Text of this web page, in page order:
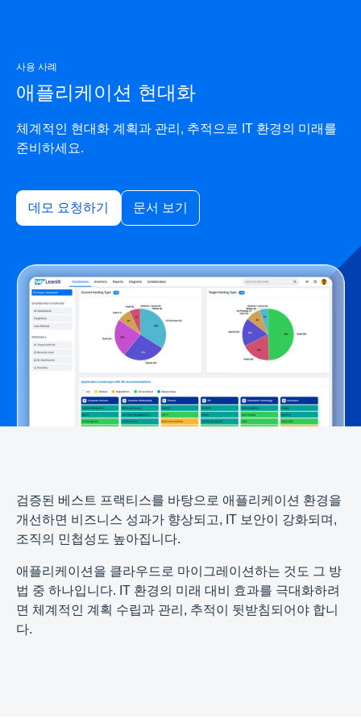
사용 사례
애플리케이션 현대화
체계적인 현대화 계획과 관리, 추적으로 IT 환경의 미래를
준비하세요.
데모 요청하기 문서 보기
검증된 베스트 프랙티스를 바탕으로 애플리케이션 환경을
개선하면 비즈니스 성과가 향상되고, IT 보안이 강화되며,
조직의 민첩성도 높아집니다.
애플리케이션을 클라우드로 마이그레이션하는 것도 그 방
법 중 하나입니다. IT 환경의 미래 대비 효과를 극대화하려
면 체계적인 계획 수립과 관리, 추적이 뒷받침되어야 합니
다.